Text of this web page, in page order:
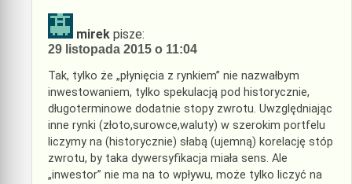
mirek pisze:
29 listopada 2015 o 11:04
Tak, tylko że „płynięcia z rynkiem” nie nazwałbym
inwestowaniem, tylko spekulacją pod historycznie,
długoterminowe dodatnie stopy zwrotu. Uwzględniając
inne rynki (złoto,surowce,waluty) w szerokim portfelu
liczymy na (historycznie) słabą (ujemną) korelację stóp
zwrotu, by taka dywersyfikacja miała sens. Ale
„inwestor” nie ma na to wpływu, może tylko liczyć na